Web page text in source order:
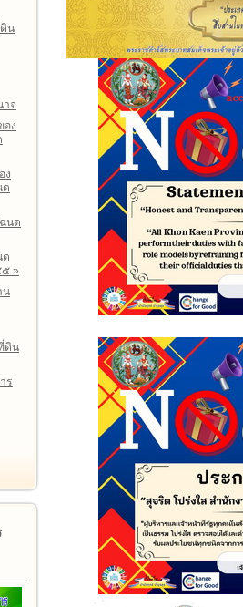
น
าจ
อง
ง
ด
นด
ด
๕ »
น
ดิน
ร